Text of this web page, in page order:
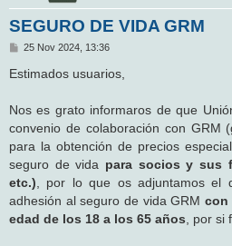
SEGURO DE VIDA GRM
M
n
s
e
25 Nov 2024, 13:36
Estimados usuarios,
Nos es grato informaros de que
convenio de colaboración con GRM
para la obtención de precios
seguro de vida para socios y sus
etc.) , por lo que os adjuntamos el
adhesión al seguro de vida GRM con
edad de los 18 a los 65 años , por